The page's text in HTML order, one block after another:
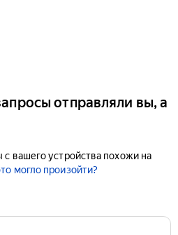
отправляли вы, а
вашего устройства похожи на
могло произойти?